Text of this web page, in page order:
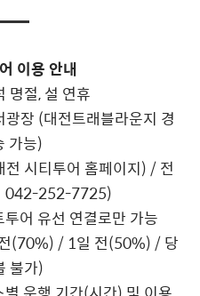
이용 안내
절, 설 연휴
장 (대전트래블라운지 경
가능)
시티투어 홈페이지) / 전
042-252-7725)
어 유선 연결로만 가능
(70%) / 1일 전(50%) / 당
불가)